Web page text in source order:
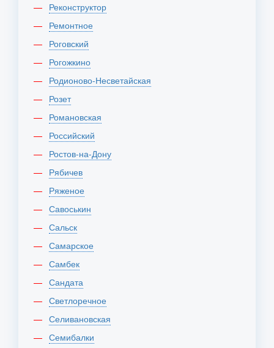
Реконструктор
Ремонтное
Роговский
Рогожкино
Родионово-Несветайская
Розет
Романовская
Российский
Ростов-на-Дону
Рябичев
Ряженое
Савоськин
Сальск
Самарское
Самбек
Сандата
Светлоречное
Селивановская
Семибалки